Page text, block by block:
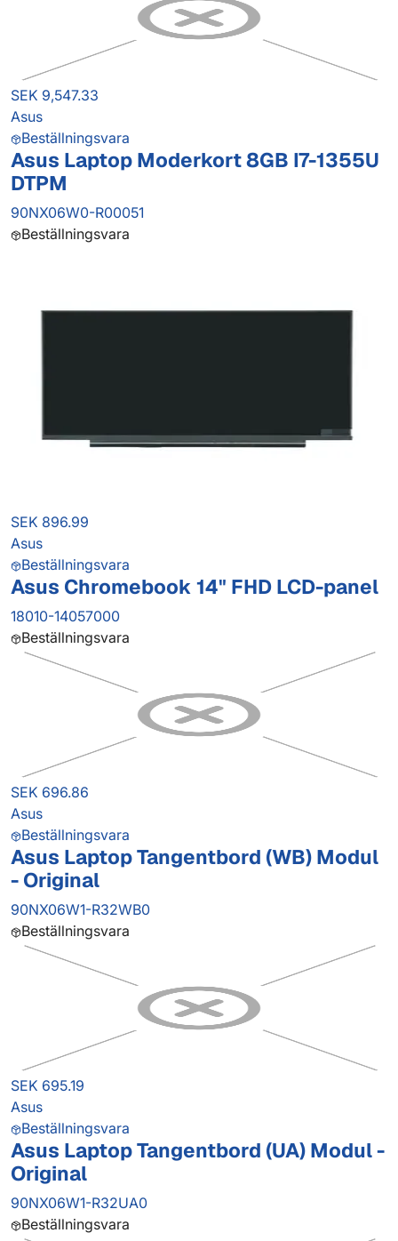
SEK 9,547.33
Asus
Beställningsvara
Asus Laptop Moderkort 8GB I7-1355U
DTPM
90NX06W0-R00051
Beställningsvara
SEK 896.99
Asus
Beställningsvara
Asus Chromebook 14" FHD LCD-panel
18010-14057000
Beställningsvara
SEK 696.86
Asus
Beställningsvara
Asus Laptop Tangentbord (WB) Modul
- Original
90NX06W1-R32WB0
Beställningsvara
SEK 695.19
Asus
Beställningsvara
Asus Laptop Tangentbord (UA) Modul -
Original
90NX06W1-R32UA0
Beställningsvara